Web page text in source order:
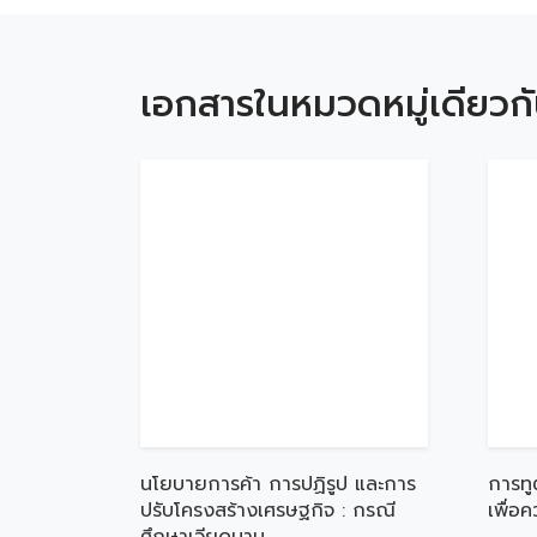
เอกสารในหมวดหมู่เดียว
นโยบายการค้า การปฏิรูป และการ
ปรับโครงสร้างเศรษฐกิจ : กรณี
การ
เพื่อ